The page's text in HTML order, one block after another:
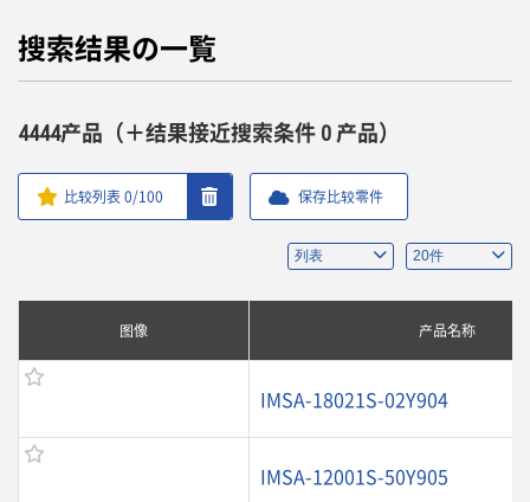
搜索结果の一覧
4444产品（＋结果接近搜索条件 0 产品）
比较列表0/100 保存比较零件
图像 产品名称
IMSA-18021S-02Y904
IMSA-12001S-50Y905